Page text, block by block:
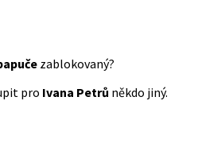
zablokovaný?
pro Ivana Petrů někdo jiný.